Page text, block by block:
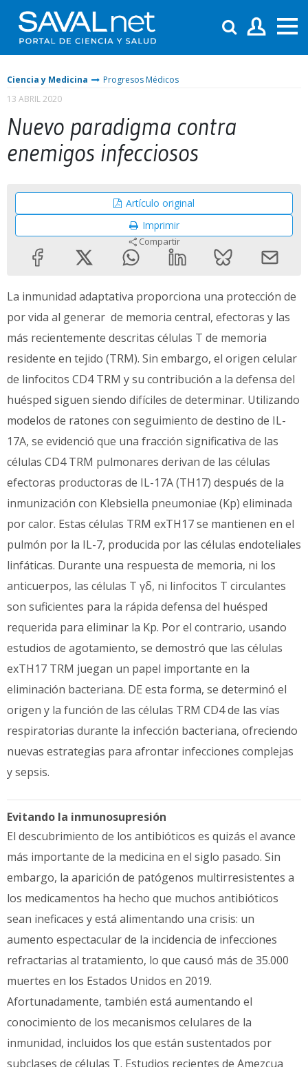
Ciencia y Medicina
Progresos Médicos
13 ABRIL 2020
Nuevo paradigma contra
enemigos infecciosos
Artículo original
Imprimir
Compartir
La inmunidad adaptativa proporciona una protección de
por vida al generar de memoria central, efectoras y las
más recientemente descritas células T de memoria
residente en tejido (TRM). Sin embargo, el origen celular
de linfocitos CD4 TRM y su contribución a la defensa del
huésped siguen siendo difíciles de determinar. Utilizando
modelos de ratones con seguimiento de destino de IL-
17A, se evidenció que una fracción significativa de las
células CD4 TRM pulmonares derivan de las células
efectoras productoras de IL-17A (TH17) después de la
inmunización con Klebsiella pneumoniae (Kp) eliminada
por calor. Estas células TRM exTH17 se mantienen en el
pulmón por la IL-7, producida por las células endoteliales
linfáticas. Durante una respuesta de memoria, ni los
anticuerpos, las células T γδ, ni linfocitos T circulantes
son suficientes para la rápida defensa del huésped
requerida para eliminar la Kp. Por el contrario, usando
estudios de agotamiento, se demostró que las células
exTH17 TRM juegan un papel importante en la
eliminación bacteriana. DE esta forma, se determinó el
origen y la función de las células TRM CD4 de las vías
respiratorias durante la infección bacteriana, ofreciendo
nuevas estrategias para afrontar infecciones complejas
y sepsis.
Evitando la inmunosupresión
El descubrimiento de los antibióticos es quizás el avance
más importante de la medicina en el siglo pasado. Sin
embargo, la aparición de patógenos multirresistentes a
los medicamentos ha hecho que muchos antibióticos
sean ineficaces y está alimentando una crisis: un
aumento espectacular de la incidencia de infecciones
refractarias al tratamiento, lo que causó más de 35.000
muertes en los Estados Unidos en 2019.
Afortunadamente, también está aumentando el
conocimiento de los mecanismos celulares de la
inmunidad, incluidos los que están sustentados por
subclases de células T. Estudios recientes de Amezcua